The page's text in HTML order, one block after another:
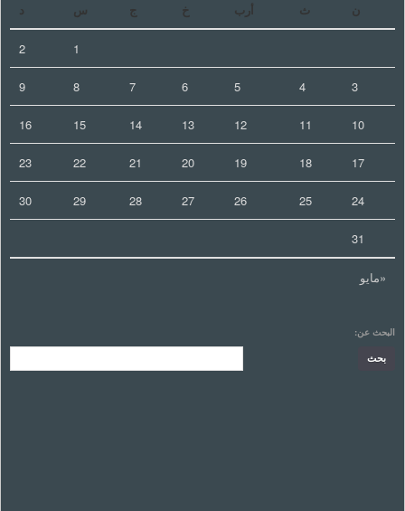
ن
ث أرب خ ج س د
«مايو
1
2
3
4
5
6
7
8
9
10
11
12
13
14
15
16
17
18
19
20
21
22
23
24
25
26
27
28
29
30
31
البحث عن: